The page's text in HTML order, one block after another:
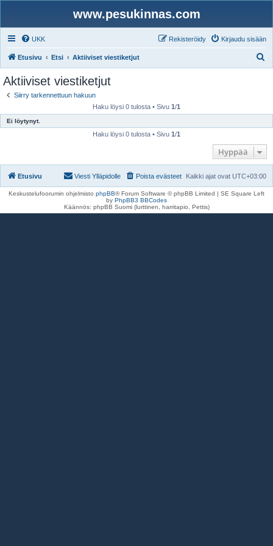
www.pesukinnas.com
UKK Kirjaudu sisään
Rekisteröidy
Etusivu Etsi Aktiiviset viestiketjut
Aktiiviset viestiketjut
Siirry tarkennettuun hakuun
Haku löysi 0 tulosta • Sivu 1/1
Ei löytynyt.
Haku löysi 0 tulosta • Sivu 1/1
Hyppää
Etusivu Kaikki ajat ovat UTC+03:00
Poista evästeet
Viesti Ylläpidolle
Keskustelufoorumin ohjelmisto phpBB® Forum Software © phpBB Limited | SE Square Left
by PhpBB3 BBCodes
Käännös: phpBB Suomi (lurttinen, harritapio, Pettis)